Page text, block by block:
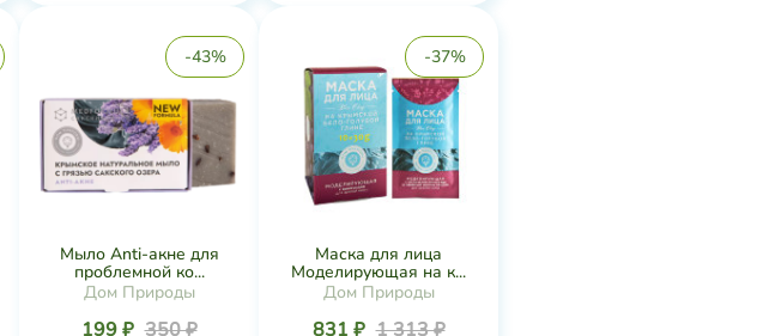
-43%
Мыло Anti-акне для
проблемной ко...
Дом Природы
199 ₽ 350 ₽
-37%
Маска для лица
Моделирующая на к...
Дом Природы
831 ₽ 1 313 ₽